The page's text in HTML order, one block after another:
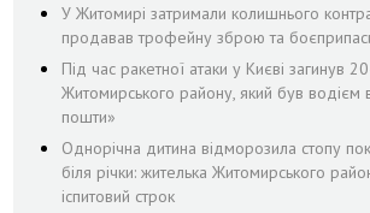
У Житомирі затримали колишнього
продавав трофейну зброю та
Під час ракетної атаки у Києві загинув
Житомирського району, який був водієм
пошти»
Однорічна дитина відморозила стопу
біля річки: жителька Житомирського
іспитовий строк